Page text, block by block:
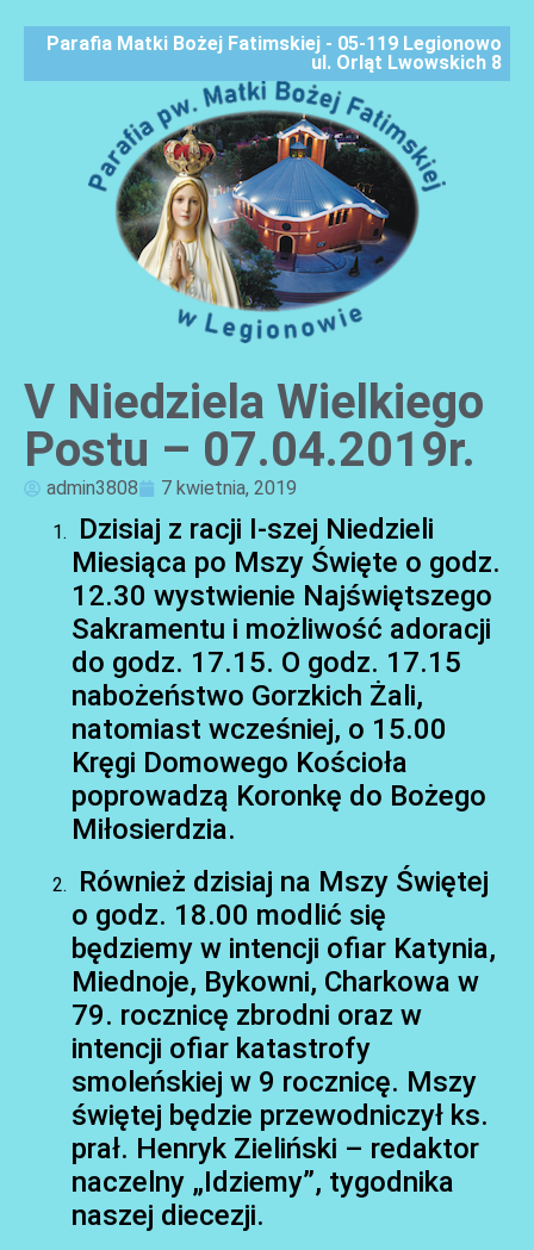
Parafia Matki Bożej Fatimskiej - 05-119 Legionowo
ul. Orląt Lwowskich 8
V Niedziela Wielkiego
Postu – 07.04.2019r.
admin3808 7 kwietnia, 2019
Dzisiaj z racji I-szej Niedzieli
Miesiąca po Mszy Święte o godz.
12.30 wystwienie Najświętszego
Sakramentu i możliwość adoracji
do godz. 17.15. O godz. 17.15
nabożeństwo Gorzkich Żali,
natomiast wcześniej, o 15.00
Kręgi Domowego Kościoła
poprowadzą Koronkę do Bożego
Miłosierdzia.
Również dzisiaj na Mszy Świętej
o godz. 18.00 modlić się
będziemy w intencji ofiar Katynia,
Miednoje, Bykowni, Charkowa w
79. rocznicę zbrodni oraz w
intencji ofiar katastrofy
smoleńskiej w 9 rocznicę. Mszy
świętej będzie przewodniczył ks.
prał. Henryk Zieliński – redaktor
naczelny „Idziemy”, tygodnika
naszej diecezji.
AKTUALNOŚCI
AKTUALNOŚCI
AKTUALNOŚCI